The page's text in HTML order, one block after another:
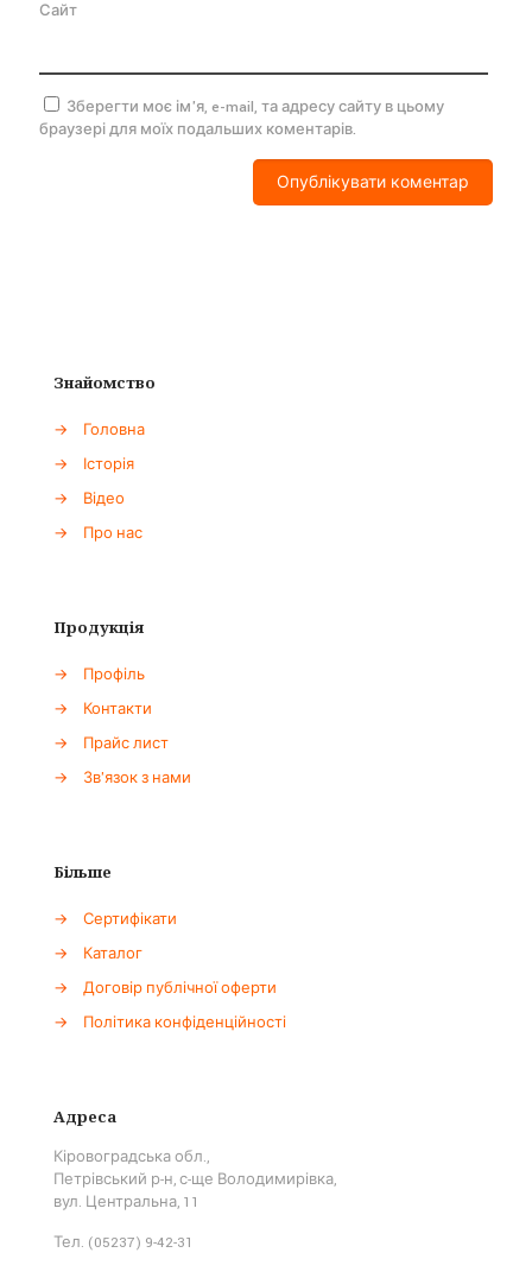
Сайт
Зберегти моє ім'я, e-mail, та адресу сайту в цьому
браузері для моїх подальших коментарів.
Знайомство
→
Головна
→
Історія
→
Відео
→
Про нас
Продукція
→
Профіль
→
Контакти
→
Прайс лист
→
Зв'язок з нами
Більше
→
Сертифікати
→
Каталог
→
Договір публічної оферти
→
Політика конфіденційності
Адреса
Кіровоградська обл.,
Петрівський р-н, с-ще Володимирівка,
вул. Центральна, 11
Тел. (05237) 9-42-31